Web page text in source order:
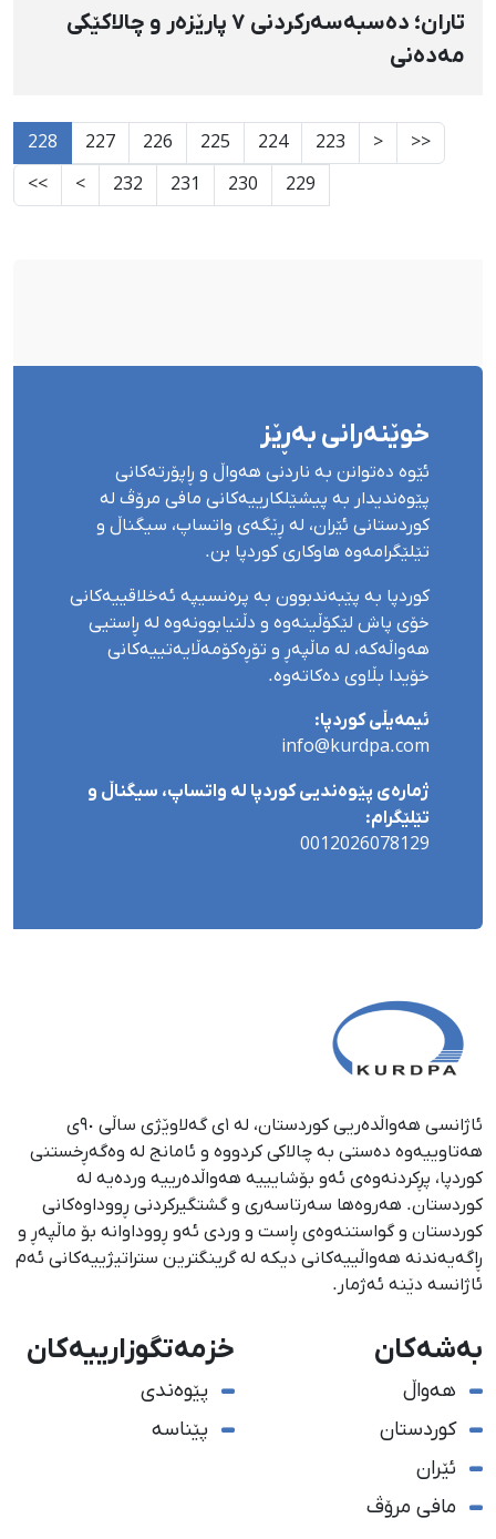
تاران؛ دەسبەسەرکردنی ٧ پارێزەر و چالاکێکی
مەدەنی
<<
<
223
224
225
226
227
228
229
230
231
232
>
>>
خوێنەرانی بەڕێز
ئێوە دەتوانن بە ناردنی هەواڵ و ڕاپۆرتەکانی
پێوەندیدار بە پیشێلکارییەکانی مافی مرۆڤ لە
کوردستانی ئێران، لە ڕێگەی واتساپ، سیگناڵ و
تێلێگرامەوە هاوکاری کوردپا بن.
کوردپا بە پێبەندبوون بە پرەنسیپە ئەخلاقییەکانی
خۆی پاش لێکۆڵینەوە و دڵنیابوونەوە لە ڕاستیی
هەواڵەکە، لە ماڵپەڕ و تۆڕەکۆمەڵایەتییەکانی
خۆیدا بڵاوی دەکاتەوە.
ئیمەیڵی کوردپا:
info@kurdpa.com
ژمارەی پێوەندیی کوردپا لە واتساپ، سیگناڵ و
تێلێگرام:
0012026078129
ئاژانسی هەواڵدەریی کوردستان، لە ١ی گەلاوێژی ساڵی ٩٠ی
هەتاوییەوە دەستی بە چالاکی کردووە و ئامانج لە وەگەڕخستنی
كوردپا، پڕكردنەوەی ئەو بۆشایییە هەواڵدەرییە وردەیە لە
كوردستان. هەروەها سەرتاسەری و گشتگیركردنی ڕووداوەكانی
كوردستان و گواستنەوەی ڕاست و وردی ئەو ڕووداوانە بۆ ماڵپەڕ و
ڕاگەیەندنە هەواڵییەكانی دیكە لە گرینگترین ستراتیژییەكانی ئەم
ئاژانسە دێنە ئەژمار.
بەشەکان
هەواڵ
کوردستان
ئێران
مافی مرۆڤ
خزمەتگوزارییەکان
پێوەندی
پێناسە